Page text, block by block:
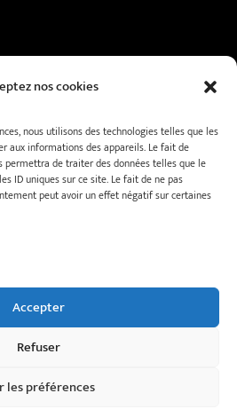
nos cookies
nous utilisons des technologies telles que les
aux informations des appareils. Le fait de
permettra de traiter des données telles que le
ID uniques sur ce site. Le fait de ne pas
peut avoir un effet négatif sur certaines
Accepter
Refuser
les préférences
–